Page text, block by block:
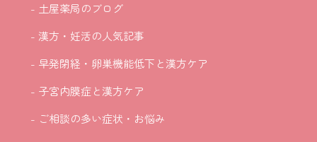
- 土屋薬局のブログ
- 漢方・妊活の人気記事
- 早発閉経・卵巣機能低下と漢方ケア
- 子宮内膜症と漢方ケア
- ご相談の多い症状・お悩み